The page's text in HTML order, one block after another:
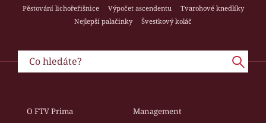
Pěstování lichořeřišnice
Výpočet ascendentu
Tvarohové knedlíky
Nejlepší palačinky
Švestkový koláč
O FTV Prima
Management